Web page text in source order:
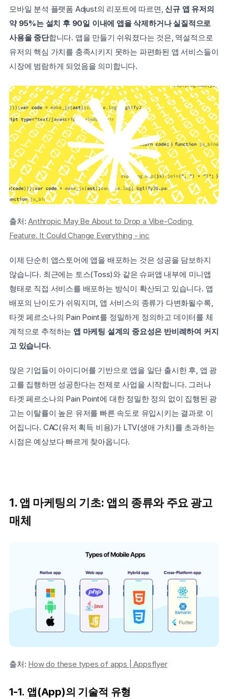
모바일 분석 플랫폼 Adjust의 리포트에 따르면, 신규 앱 유저의
약 95%는 설치 후 90일 이내에 앱을 삭제하거나 실질적으로
사용을 중단합니다. 앱을 만들기 쉬워졌다는 것은, 역설적으로
유저의 핵심 가치를 충족시키지 못하는 파편화된 앱 서비스들이
시장에 범람하게 되었음을 의미합니다.
출처: Anthropic May Be About to Drop a Vibe-Coding
Feature. It Could Change Everything - inc
이제 단순히 앱스토어에 앱을 배포하는 것은 성공을 담보하지
않습니다. 최근에는 토스(Toss)와 같은 슈퍼앱 내부에 미니앱
형태로 직접 서비스를 배포하는 방식이 확산되고 있습니다. 앱
배포의 난이도가 쉬워지며, 앱 서비스의 종류가 다변화될수록,
타겟 페르소나의 Pain Point를 정밀하게 정의하고 데이터를 체
계적으로 추적하는 앱 마케팅 설계의 중요성은 반비례하여 커지
고 있습니다.
많은 기업들이 아이디어를 기반으로 앱을 일단 출시한 후, 앱 광
고를 집행하면 성공한다는 전제로 사업을 시작합니다. 그러나
타겟 페르소나의 Pain Point에 대한 정밀한 정의 없이 집행된 광
고는 이탈률이 높은 유저를 빠른 속도로 유입시키는 결과로 이
어집니다. CAC(유저 획득 비용)가 LTV(생애 가치)를 초과하는
시점은 예상보다 빠르게 찾아옵니다.
1. 앱 마케팅의 기초: 앱의 종류와 주요 광고
매체
출처: How do these types of apps | Appsflyer
1-1. 앱(App)의 기술적 유형